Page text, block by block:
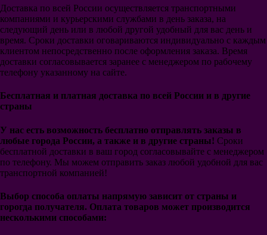
ПСВ
Аякс
Фейеноорд
Галатасарай
Интер Майами
Гэлакси
Сантос
Бока Хуниорс
Црвена Звезда
Аль-Иттихад
Россия
Германия
Италия
Аргентина
Португалия
Бельгия
Испания
Доставка по всей России осуществляется транспортными
компаниями и курьерскими службами в день заказа, на
следующий день или в любой другой удобный для вас день и
время. Сроки доставки оговариваются индивидуально с каждым
клиентом непосредственно после оформления заказа. Время
доставки согласовывается заранее с менеджером по рабочему
телефону указанному на сайте.
Бесплатная и платная доставка по всей России и в другие
страны
У нас есть возможность бесплатно отправлять заказы в
любые города России, а также и в другие страны! Сроки
бесплатной доставки в ваш город согласовывайте с менеджером
по телефону. Мы можем отправить заказ любой удобной для вас
транспортной компанией!
Выбор способа оплаты напрямую зависит от страны и
горогда получателя. Оплата товаров может производится
несколькими способами: